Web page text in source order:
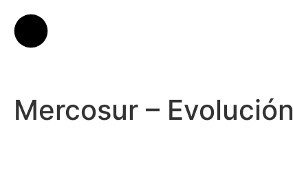
Mercosur –